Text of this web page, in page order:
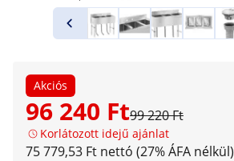
Akciós
96 240 Ft99 220 Ft
Korlátozott idejű ajánlat
75 779,53 Ft nettó (27% ÁFA nélkül)